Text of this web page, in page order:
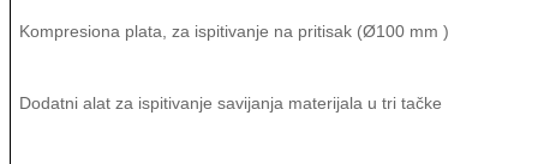
Kompresiona plata, za ispitivanje na pritisak (Ø100 mm )
Dodatni alat za ispitivanje savijanja materijala u tri tačke